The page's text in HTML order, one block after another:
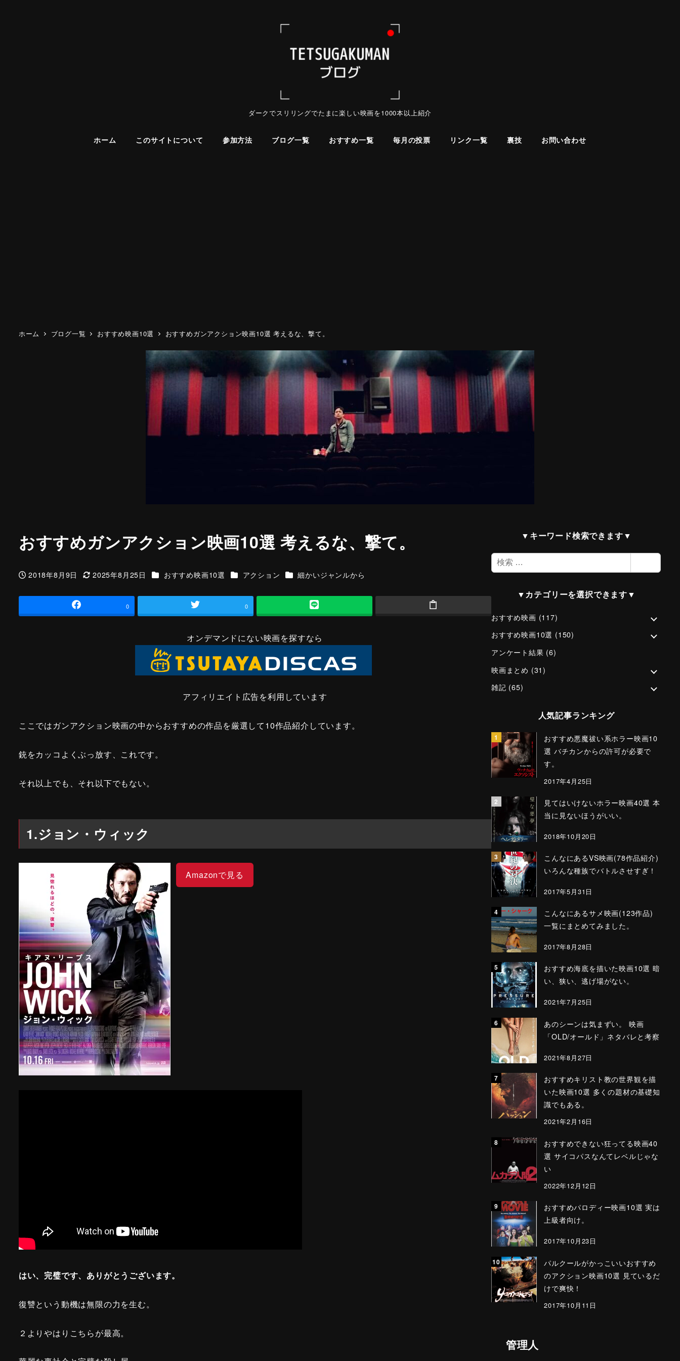
ダークでスリリングでたまに楽しい映画を1000本以上紹介
ホーム このサイトについて 参加方法 ブログ一覧 おすすめ一覧 毎月の投票 リンク一覧 裏技 お問い合わせ
ホーム ブログ一覧 おすすめ映画10選 おすすめガンアクション映画10選 考えるな、撃て。
おすすめガンアクション映画10選 考えるな、撃て。
投稿日
2018年8月9日
更新日
2025年8月25日 カテゴリー
おすすめ映画10選 カテゴリー
アクション カテゴリー
細かいジャンルから
0 0
オンデマンドにない映画を探すなら
アフィリエイト広告を利用しています
ここではガンアクション映画の中からおすすめの作品を厳選して10作品紹介しています。
銃をカッコよくぶっ放す、これです。
それ以上でも、それ以下でもない。
1.ジョン・ウィック
Amazonで見る
はい、完璧です、ありがとうございます。
復讐という動機は無限の力を生む。
２よりやはりこちらが最高。
▼キーワード検索できます▼
検
索
▼カテゴリーを選択できます▼
おすすめ映画 (117)
おすすめ映画10選 (150)
アンケート結果 (6)
映画まとめ (31)
雑記 (65)
人気記事ランキング
おすすめ悪魔祓い系ホラー映画10
選 バチカンからの許可が必要で
す。
2017年4月25日
見てはいけないホラー映画40選 本
当に見ないほうがいい。
2018年10月20日
こんなにあるVS映画(78作品紹介)
いろんな種族でバトルさせすぎ！
2017年5月31日
こんなにあるサメ映画(123作品)
一覧にまとめてみました。
2017年8月28日
おすすめ海底を描いた映画10選 暗
い、狭い、逃げ場がない。
2021年7月25日
あのシーンは気まずい。 映画
「OLD/オールド」ネタバレと考察
2021年8月27日
おすすめキリスト教の世界観を描
いた映画10選 多くの題材の基礎知
識でもある。
2021年2月16日
おすすめできない狂ってる映画40
選 サイコパスなんてレベルじゃな
い
2022年12月12日
おすすめパロディー映画10選 実は
上級者向け。
2017年10月23日
パルクールがかっこいいおすすめ
のアクション映画10選 見ているだ
けで爽快！
2017年10月11日
管理人